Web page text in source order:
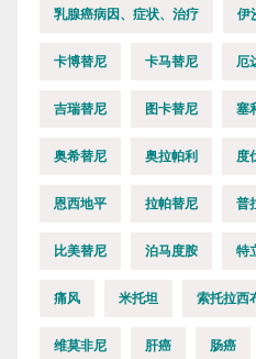
乳腺癌病因、症状、治疗 伊
卡博替尼 卡马替尼 厄
吉瑞替尼 图卡替尼 塞
奥希替尼 奥拉帕利 度
恩西地平 拉帕替尼 普
比美替尼 泊马度胺 特
痛风 米托坦 索托拉西
维莫非尼 肝癌 肠癌